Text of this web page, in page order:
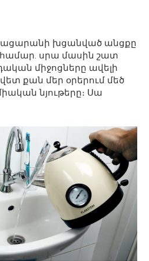
խցանված անցքը
համար. սրա մասին շատ
միջոցները ավելի
քան մեր օրերում մեծ
նյութերը։ Սա